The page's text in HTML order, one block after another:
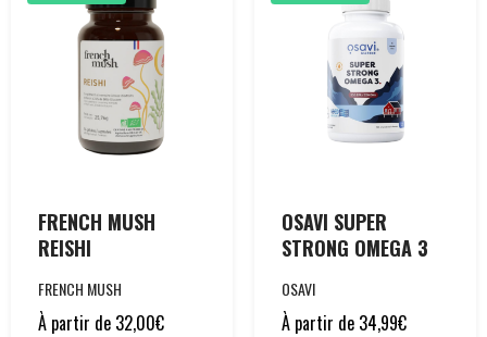
FRENCH MUSH
REISHI
FRENCH MUSH
À partir de 32,00€
OSAVI SUPER
STRONG OMEGA 3
OSAVI
À partir de 34,99€